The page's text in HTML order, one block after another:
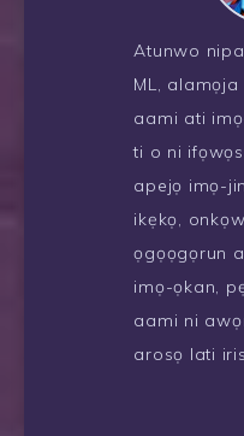
Atunwo
ML,
aami ati
ti o ni
apejọ imọ-
ikẹkọ,
ọgọọgọrun
imọ-ọkan,
aami ni
arosọ lati